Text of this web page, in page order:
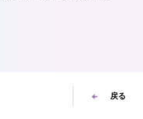
戻る